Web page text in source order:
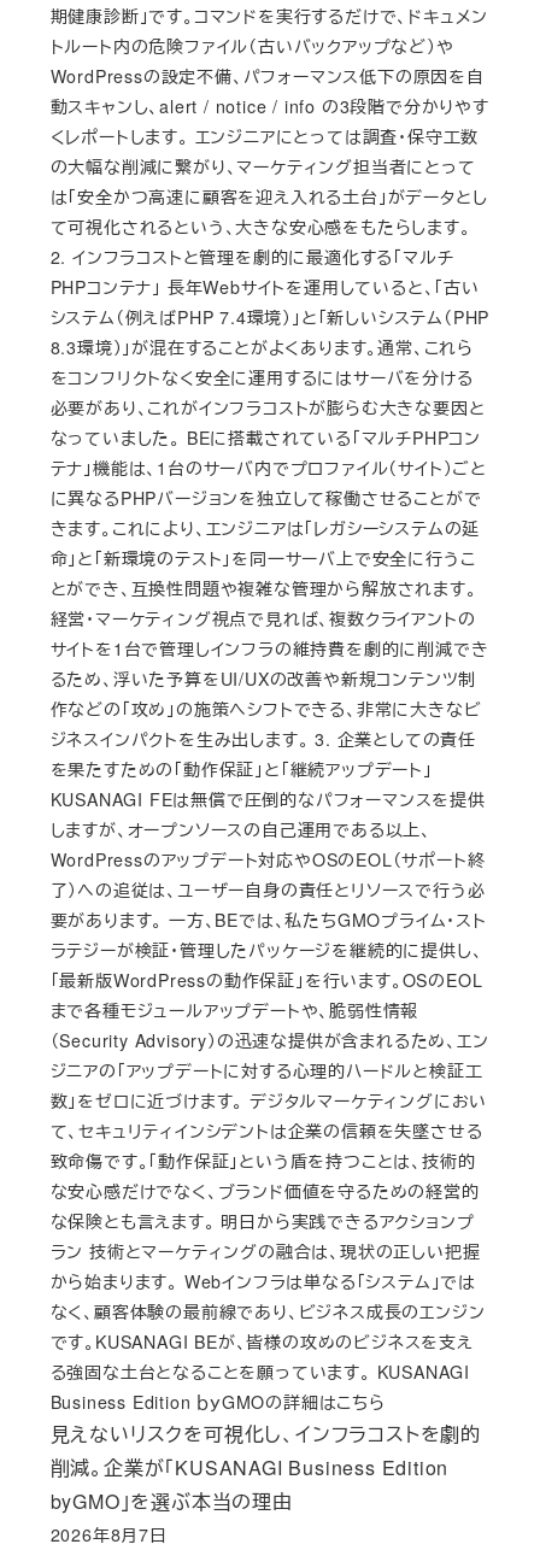
見えないリスクを可視化し、インフラコストを劇的
削減。企業が「KUSANAGI Business Edition
byGMO」を選ぶ本当の理由
2026年8月7日
期健康診断」です。コマンドを実行するだけで、ドキュメン
トルート内の危険ファイル（古いバックアップなど）や
WordPressの設定不備、パフォーマンス低下の原因を自
動スキャンし、alert / notice / info の3段階で分かりやす
くレポートします。 エンジニアにとっては調査・保守工数
の大幅な削減に繋がり、マーケティング担当者にとって
は「安全かつ高速に顧客を迎え入れる土台」がデータとし
て可視化されるという、大きな安心感をもたらします。
2. インフラコストと管理を劇的に最適化する「マルチ
PHPコンテナ」 長年Webサイトを運用していると、「古い
システム（例えばPHP 7.4環境）」と「新しいシステム（PHP
8.3環境）」が混在することがよくあります。通常、これら
をコンフリクトなく安全に運用するにはサーバを分ける
必要があり、これがインフラコストが膨らむ大きな要因と
なっていました。 BEに搭載されている「マルチPHPコン
テナ」機能は、1台のサーバ内でプロファイル（サイト）ごと
に異なるPHPバージョンを独立して稼働させることがで
きます。これにより、エンジニアは「レガシーシステムの延
命」と「新環境のテスト」を同一サーバ上で安全に行うこ
とができ、互換性問題や複雑な管理から解放されます。
経営・マーケティング視点で見れば、複数クライアントの
サイトを1台で管理しインフラの維持費を劇的に削減でき
るため、浮いた予算をUI/UXの改善や新規コンテンツ制
作などの「攻め」の施策へシフトできる、非常に大きなビ
ジネスインパクトを生み出します。 3. 企業としての責任
を果たすための「動作保証」と「継続アップデート」
KUSANAGI FEは無償で圧倒的なパフォーマンスを提供
しますが、オープンソースの自己運用である以上、
WordPressのアップデート対応やOSのEOL（サポート終
了）への追従は、ユーザー自身の責任とリソースで行う必
要があります。 一方、BEでは、私たちGMOプライム・スト
ラテジーが検証・管理したパッケージを継続的に提供し、
「最新版WordPressの動作保証」を行います。OSのEOL
まで各種モジュールアップデートや、脆弱性情報
（Security Advisory）の迅速な提供が含まれるため、エン
ジニアの「アップデートに対する心理的ハードルと検証工
数」をゼロに近づけます。 デジタルマーケティングにおい
て、セキュリティインシデントは企業の信頼を失墜させる
致命傷です。「動作保証」という盾を持つことは、技術的
な安心感だけでなく、ブランド価値を守るための経営的
な保険とも言えます。 明日から実践できるアクションプ
ラン 技術とマーケティングの融合は、現状の正しい把握
から始まります。 Webインフラは単なる「システム」では
なく、顧客体験の最前線であり、ビジネス成長のエンジン
です。KUSANAGI BEが、皆様の攻めのビジネスを支え
る強固な土台となることを願っています。 KUSANAGI
Business Edition ｂｙGMOの詳細はこちら